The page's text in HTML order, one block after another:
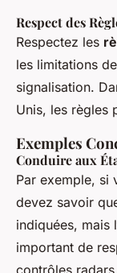
Respect des
Respectez les
les limitations
signalisation.
Unis, les règles
Exemples
Conduire aux
Par exemple, si
devez savoir
indiquées, mais
important de